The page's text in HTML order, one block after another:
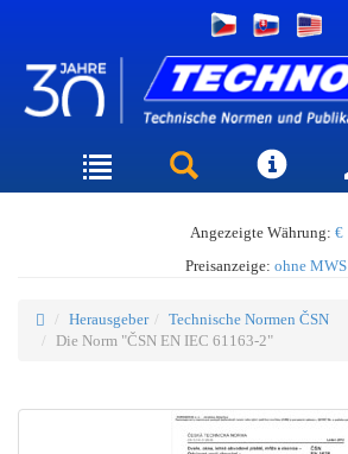
Angezeigte Währung: €
Preisanzeige: ohne MWS
Herausgeber
Technische Normen ČSN
Die Norm "ČSN EN IEC 61163-2"